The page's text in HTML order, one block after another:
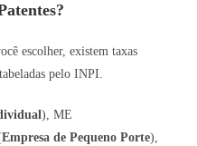
escolher, existem taxas
pelo INPI.
), ME
Empresa de Pequeno Porte),